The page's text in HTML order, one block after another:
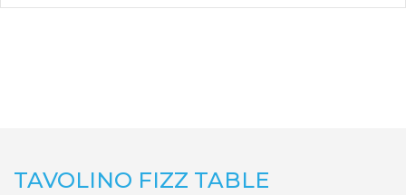
TAVOLINO FIZZ TABLE